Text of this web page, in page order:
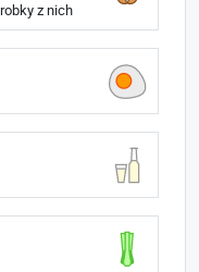
z nich